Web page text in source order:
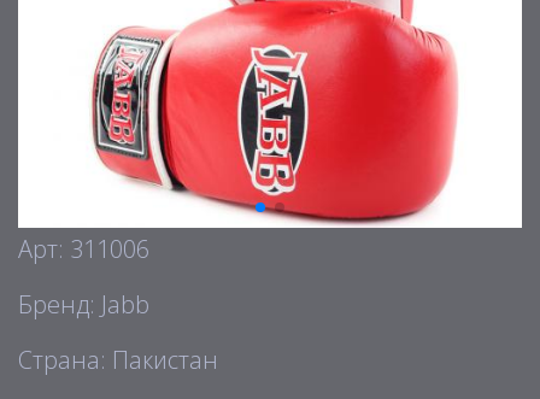
Арт: 311006
Бренд: Jabb
Страна: Пакистан